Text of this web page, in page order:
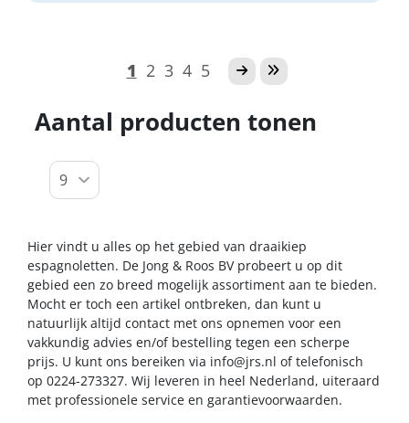
1 2 3 4 5
Aantal producten tonen
Hier vindt u alles op het gebied van draaikiep
espagnoletten. De Jong & Roos BV probeert u op dit
gebied een zo breed mogelijk assortiment aan te bieden.
Mocht er toch een artikel ontbreken, dan kunt u
natuurlijk altijd contact met ons opnemen voor een
vakkundig advies en/of bestelling tegen een scherpe
prijs. U kunt ons bereiken via info@jrs.nl of telefonisch
op 0224-273327. Wij leveren in heel Nederland, uiteraard
met professionele service en garantievoorwaarden.